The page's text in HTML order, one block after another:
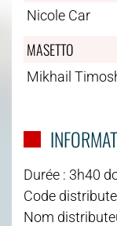
Nicole Car
MASETTO
Mikhail
Durée : 3h40
Code
Nom